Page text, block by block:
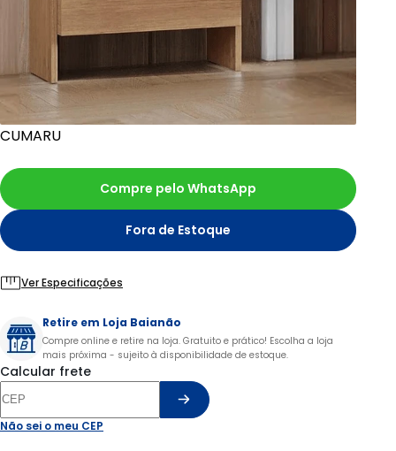
CUMARU
Fora de Estoque
Compre pelo WhatsApp
Ver Especificações
Retire em Loja Baianão
Compre online e retire na loja. Gratuito e prático! Escolha a loja
mais próxima - sujeito à disponibilidade de estoque.
Calcular frete
Não sei o meu CEP